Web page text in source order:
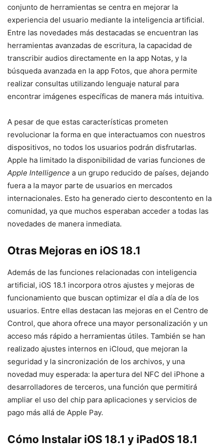
conjunto de herramientas se centra en mejorar la
experiencia del usuario mediante la inteligencia artificial.
Entre las novedades más destacadas se encuentran las
herramientas avanzadas de escritura, la capacidad de
transcribir audios directamente en la app Notas, y la
búsqueda avanzada en la app Fotos, que ahora permite
realizar consultas utilizando lenguaje natural para
encontrar imágenes específicas de manera más intuitiva.
A pesar de que estas características prometen
revolucionar la forma en que interactuamos con nuestros
dispositivos, no todos los usuarios podrán disfrutarlas.
Apple ha limitado la disponibilidad de varias funciones de
Apple Intelligence a un grupo reducido de países, dejando
fuera a la mayor parte de usuarios en mercados
internacionales. Esto ha generado cierto descontento en la
comunidad, ya que muchos esperaban acceder a todas las
novedades de manera inmediata.
Otras Mejoras en iOS 18.1
Además de las funciones relacionadas con inteligencia
artificial, iOS 18.1 incorpora otros ajustes y mejoras de
funcionamiento que buscan optimizar el día a día de los
usuarios. Entre ellas destacan las mejoras en el Centro de
Control, que ahora ofrece una mayor personalización y un
acceso más rápido a herramientas útiles. También se han
realizado ajustes internos en iCloud, que mejoran la
seguridad y la sincronización de los archivos, y una
novedad muy esperada: la apertura del NFC del iPhone a
desarrolladores de terceros, una función que permitirá
ampliar el uso del chip para aplicaciones y servicios de
pago más allá de Apple Pay.
Cómo Instalar iOS 18.1 y iPadOS 18.1